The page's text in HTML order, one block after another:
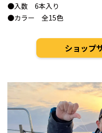
●入数 6本入り
●カラー 全15色
ショップ